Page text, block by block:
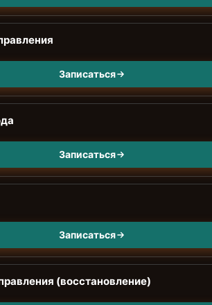
Записаться
Записаться
Записаться
(восстановление)